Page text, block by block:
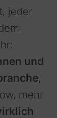
jeder
und
,
mehr